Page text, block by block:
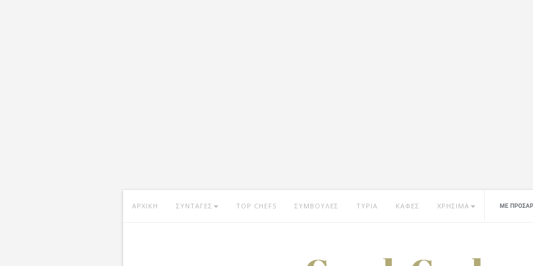
ΑΡΧΙΚΗ ΣΥΝΤΑΓΕΣ TOP CHEFS ΣΥΜΒΟΥΛΕΣ ΤΥΡΙΑ ΚΑΦΕΣ ΧΡΗΣΙΜΑ